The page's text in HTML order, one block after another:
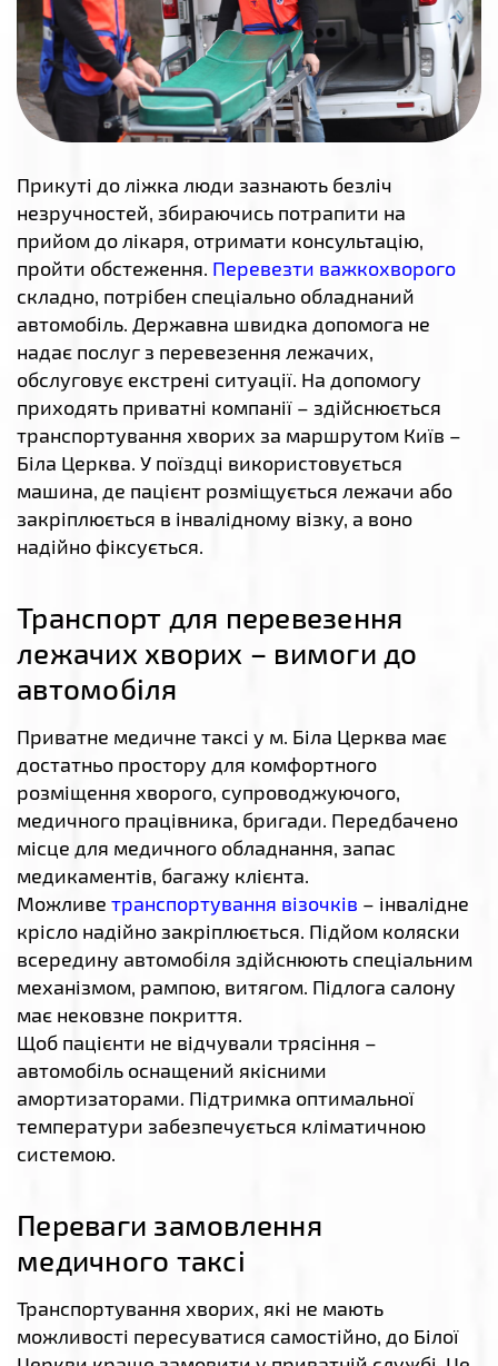
Прикуті до ліжка люди зазнають безліч
незручностей, збираючись потрапити на
прийом до лікаря, отримати консультацію,
пройти обстеження. Перевезти важкохворого
складно, потрібен спеціально обладнаний
автомобіль. Державна швидка допомога не
надає послуг з перевезення лежачих,
обслуговує екстрені ситуації. На допомогу
приходять приватні компанії – здійснюється
транспортування хворих за маршрутом Київ –
Біла Церква. У поїздці використовується
машина, де пацієнт розміщується лежачи або
закріплюється в інвалідному візку, а воно
надійно фіксується.
Транспорт для перевезення
лежачих хворих – вимоги до
автомобіля
Приватне медичне таксі у м. Біла Церква має
достатньо простору для комфортного
розміщення хворого, супроводжуючого,
медичного працівника, бригади. Передбачено
місце для медичного обладнання, запас
медикаментів, багажу клієнта.
Можливе транспортування візочків – інвалідне
крісло надійно закріплюється. Підйом коляски
всередину автомобіля здійснюють спеціальним
механізмом, рампою, витягом. Підлога салону
має нековзне покриття.
Щоб пацієнти не відчували трясіння –
автомобіль оснащений якісними
амортизаторами. Підтримка оптимальної
температури забезпечується кліматичною
системою.
Переваги замовлення
медичного таксі
Транспортування хворих, які не мають
можливості пересуватися самостійно, до Білої